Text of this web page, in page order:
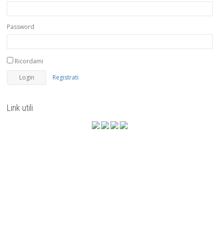
Password
Ricordami
Registrati
Link utili